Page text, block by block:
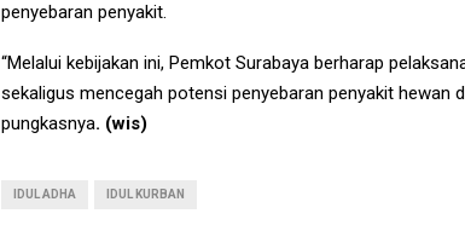
penyebaran penyakit.
“Melalui kebijakan ini, Pemkot Surabaya berharap
sekaligus mencegah potensi penyebaran penyakit hewan
pungkasnya. (wis)
IDUL ADHA IDUL KURBAN